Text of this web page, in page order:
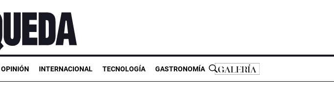
OPINIÓN INTERNACIONAL TECNOLOGÍA GASTRONOMÍA